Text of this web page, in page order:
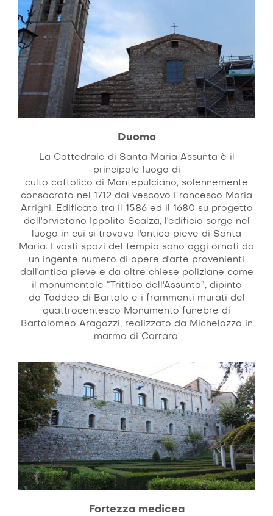
Duomo
La Cattedrale di Santa Maria Assunta è il
principale luogo di
culto cattolico di Montepulciano, solennemente
consacrato nel 1712 dal vescovo Francesco Maria
Arrighi. Edificato tra il 1586 ed il 1680 su progetto
dell'orvietano Ippolito Scalza, l'edificio sorge nel
luogo in cui si trovava l'antica pieve di Santa
Maria. I vasti spazi del tempio sono oggi ornati da
un ingente numero di opere d'arte provenienti
dall'antica pieve e da altre chiese poliziane come
il monumentale “Trittico dell'Assunta”, dipinto
da Taddeo di Bartolo e i frammenti murati del
quattrocentesco Monumento funebre di
Bartolomeo Aragazzi, realizzato da Michelozzo in
marmo di Carrara.
Fortezza medicea